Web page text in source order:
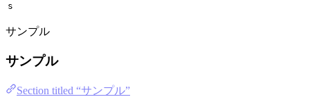
s
サンプル
サンプル
Section titled “サンプル”